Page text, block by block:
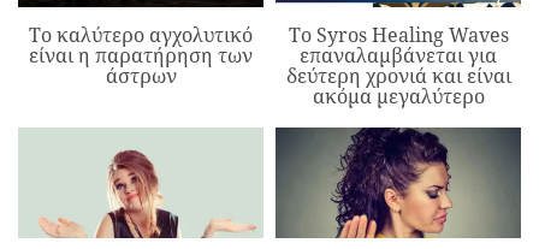
Το καλύτερο αγχολυτικό
είναι η παρατήρηση των
άστρων
Το Syros Healing Waves
επαναλαμβάνεται για
δεύτερη χρονιά και είναι
ακόμα μεγαλύτερο